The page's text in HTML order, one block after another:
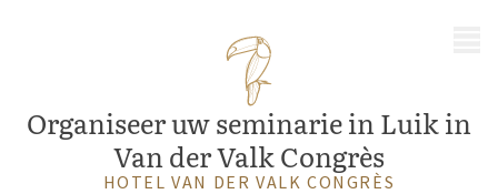
Organiseer uw seminarie in Luik in
Van der Valk Congrès
HOTEL VAN DER VALK CONGRÈS